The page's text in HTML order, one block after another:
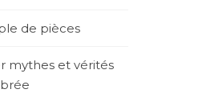
de pièces
mythes et vérités